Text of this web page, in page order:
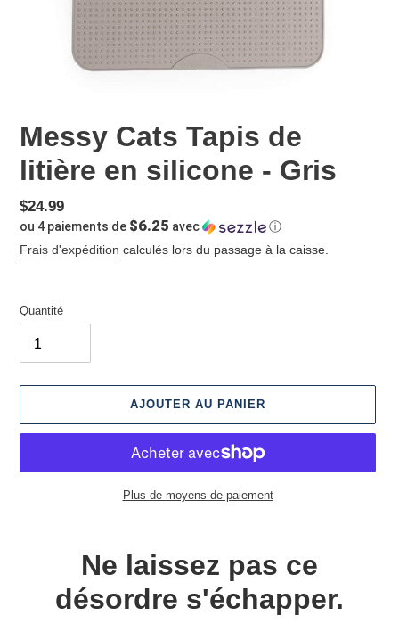
Messy Cats Tapis de
litière en silicone - Gris
Prix
normal
$24.99
ou 4 paiements de $6.25 avec
ⓘ
Frais d'expédition calculés lors du passage à la caisse.
Quantité
AJOUTER AU PANIER
Plus de moyens de paiement
Ne laissez pas ce
désordre s'échapper.